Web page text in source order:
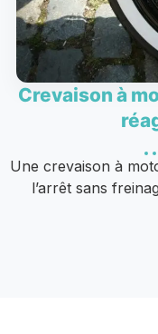
Crevaison à
Une crevaison à
l’arrêt sans